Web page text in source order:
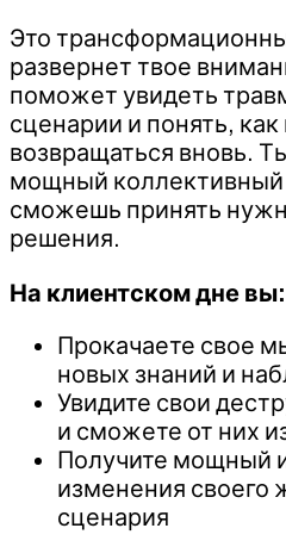
Это
развернет твое
поможет увидеть
сценарии и понять,
возвращаться вновь.
мощный
сможешь принять
решения.
На клиентском дне вы:
Прокачаете свое
новых знаний и
Увидите свои
и сможете от них
Получите мощный
изменения своего
сценария